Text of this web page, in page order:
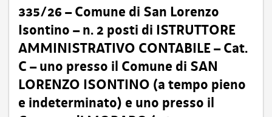
335/26 – Comune di San Lorenzo
Isontino – n. 2 posti di ISTRUTTORE
AMMINISTRATIVO CONTABILE – Cat.
C – uno presso il Comune di SAN
LORENZO ISONTINO (a tempo pieno
e indeterminato) e uno presso il